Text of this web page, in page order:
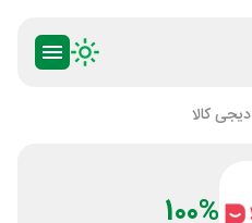
دیجی کالا
100%